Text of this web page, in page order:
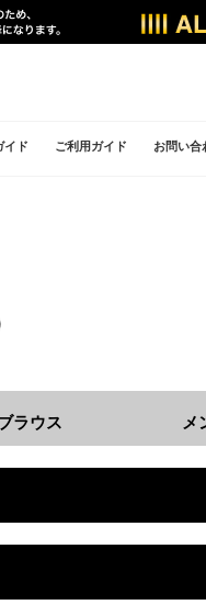
イド ご利用ガイド お問い合
ラウス メ